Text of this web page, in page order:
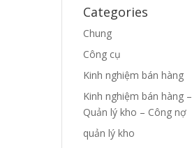
Categories
Chung
Công cụ
Kinh nghiệm bán hàng
Kinh nghiệm bán hàng –
Quản lý kho – Công nợ
quản lý kho